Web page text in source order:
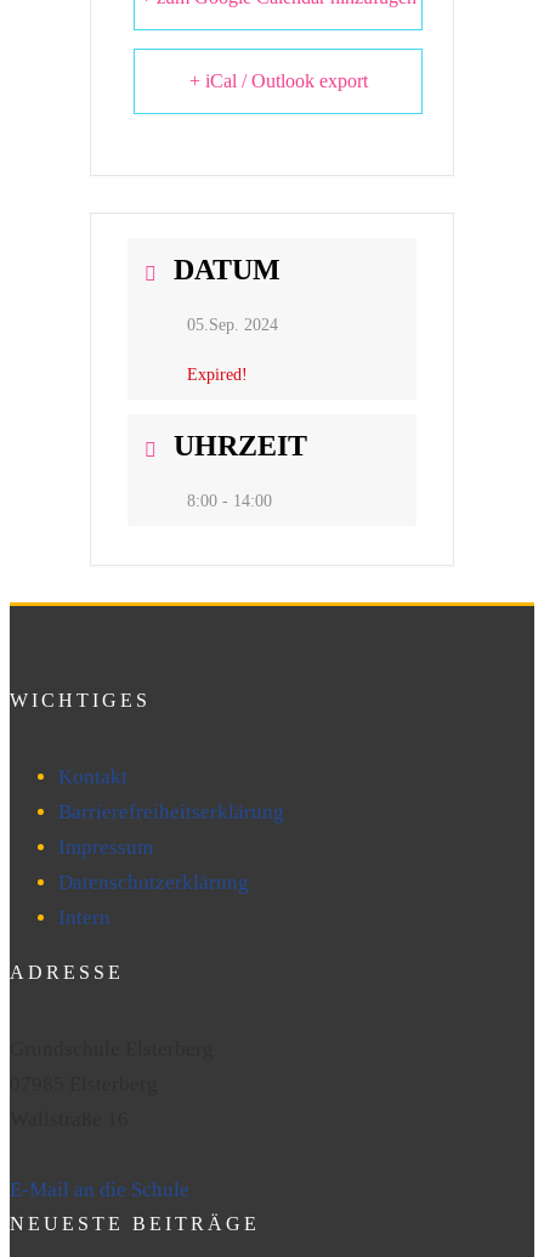
+ iCal / Outlook export
DATUM
05.Sep. 2024
Expired!
UHRZEIT
8:00 - 14:00
WICHTIGES
Kontakt
Barrierefreiheitserklärung
Impressum
Datenschutzerklärung
Intern
ADRESSE
E-Mail an die Schule
NEUESTE BEITRÄGE